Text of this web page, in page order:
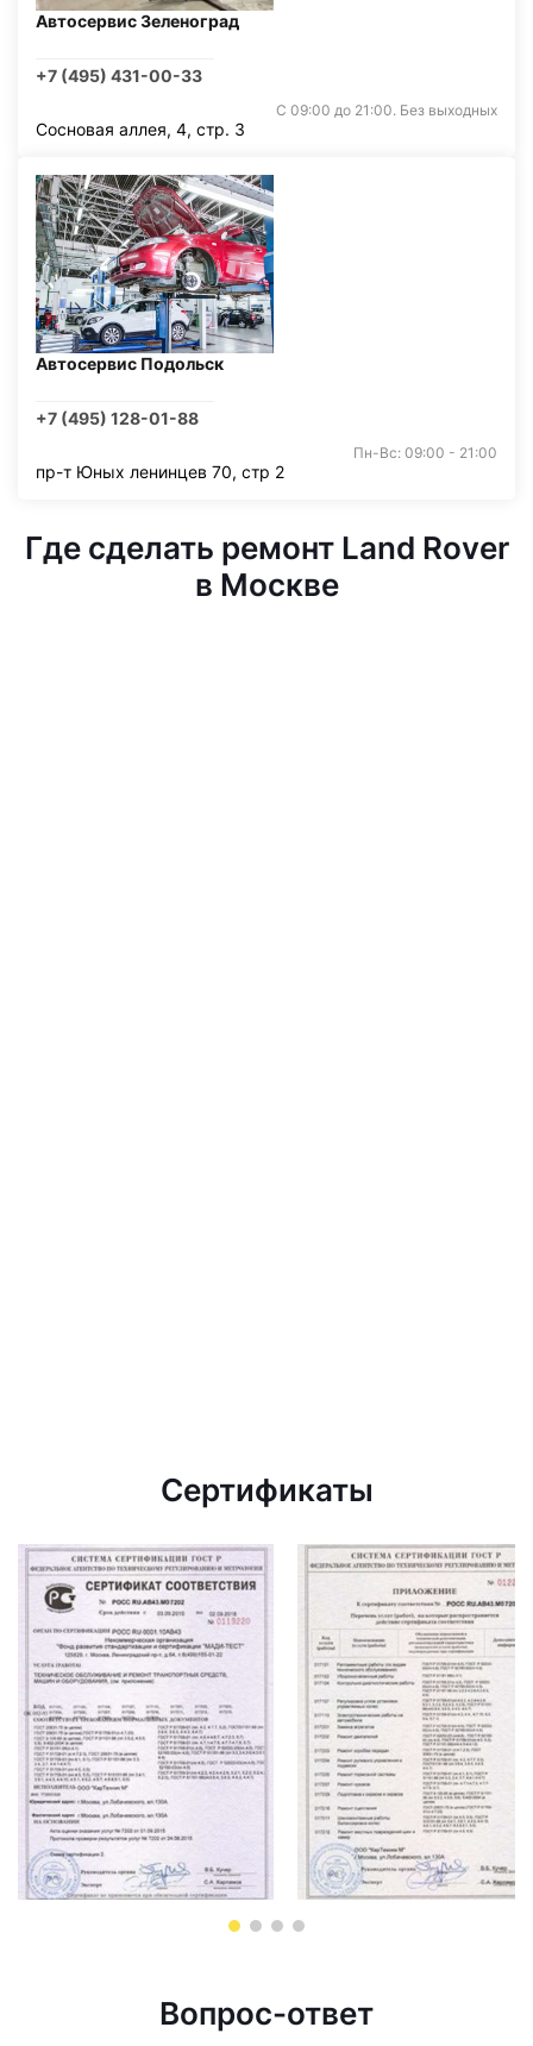
Автосервис Зеленоград
+7 (495) 431-00-33
С 09:00 до 21:00. Без выходных
Сосновая аллея, 4, стр. 3
Автосервис Подольск
+7 (495) 128-01-88
Пн-Вс: 09:00 - 21:00
пр-т Юных ленинцев 70, стр 2
Где сделать ремонт Land Rover
в Москве
Сертификаты
Вопрос-ответ